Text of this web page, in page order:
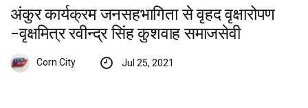
अंकुर कार्यक्रम जनसहभागिता से वृहद वृक्षारोपण
-वृक्षमित्र रवीन्द्र सिंह कुशवाह समाजसेवी
Corn City Jul 25, 2021